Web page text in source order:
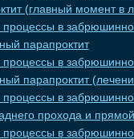
(главный момент в
в
парапроктит
в
парапроктит
в
прохода и
в